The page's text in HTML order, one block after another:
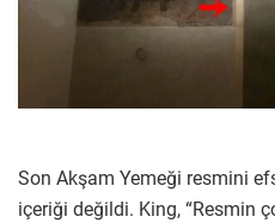
Son Akşam Yemeği resmini
içeriği değildi. King, “Resmin